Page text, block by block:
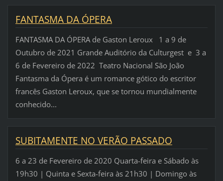
FANTASMA DA ÓPERA
FANTASMA DA ÓPERA de Gaston Leroux 1 a 9 de
Outubro de 2021 Grande Auditório da Culturgest e 3 a
6 de Fevereiro de 2022 Teatro Nacional São João
Fantasma da Ópera é um romance gótico do escritor
francês Gaston Leroux, que se tornou mundialmente
conhecido...
SUBITAMENTE NO VERÃO PASSADO
6 a 23 de Fevereiro de 2020 Quarta-feira e Sábado às
19h30 | Quinta e Sexta-feira às 21h30 | Domingo às